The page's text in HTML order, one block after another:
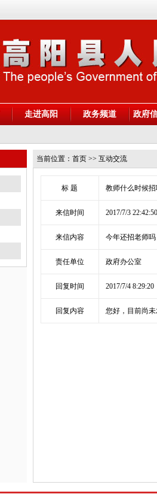
走进高阳 政务频道 政府
当前位置： 首页 >> 互动交流
标 题 教师什么时候
来信时间 2017/7/3 22:42:50
来信内容 今年还招老师
责任单位 政府办公室
回复时间 2017/7/4 8:29:20
回复内容 您好，目前尚